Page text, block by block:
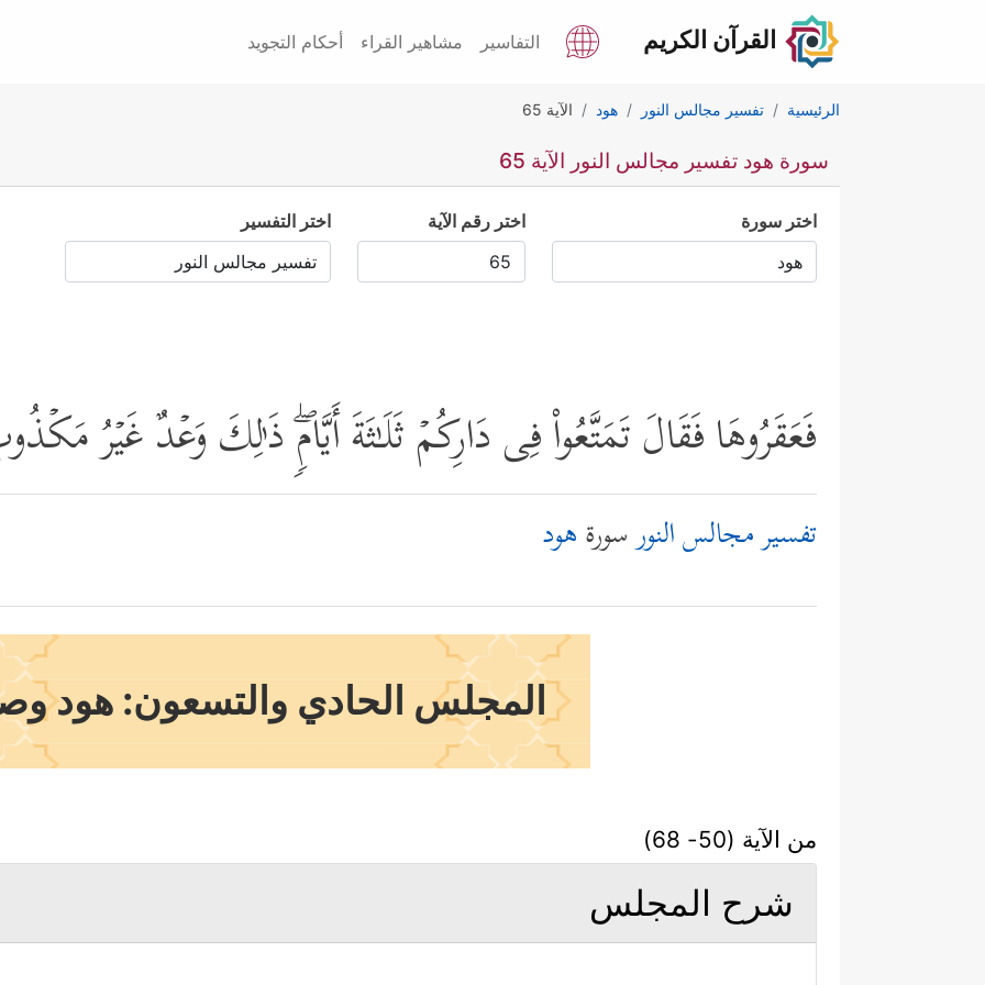
القرآن الكريم التفاسير مشاهير القراء أحكام التجويد
الرئيسية تفسير مجالس النور هود الآية 65
سورة هود تفسير مجالس النور الآية 65
اختر سورة اختر رقم الآية اختر التفسير
فَعَقَرُوهَا فَقَالَ تَمَتَّعُواْ فِی دَارِكُمۡ ثَلَـٰثَةَ أَیَّامࣲۖ ذَ ٰ⁠لِكَ وَعۡدٌ غَیۡرُ
تفسير مجالس النورسورةهود
المجلس الحادي والتسعون: هود
من الآية (50- 68)
شرح المجلس